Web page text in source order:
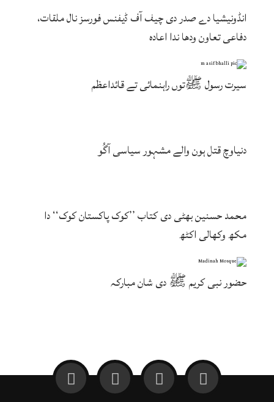
انڈونیشیا دے صدر دی چیف آف ڈیفنس فورسز نال ملقات،
دفاعی تعاون ودھا ندا اعادہ
سیرت رسول ﷺتوں راہنمائی تے قائداعظم
دنیاوچ قتل ہون والے مشہور سیاسی آگُو
محمد حسنین بھٹی دی کتاب ’’کوک پاکستان کوک‘‘ دا
مکھ وکھالی اکٹھ
حضور نبی کریم ﷺ دی شان مبارکہ